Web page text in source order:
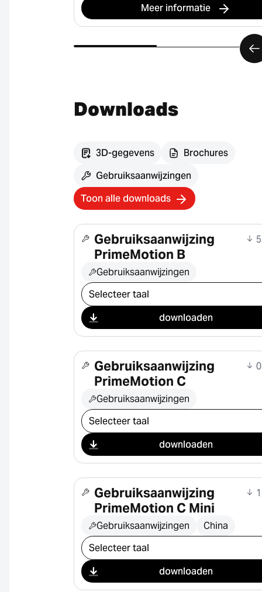
Meer informatie
Downloads
3D-gegevens
Brochures
Gebruiksaanwijzingen
Toon alle downloads
Gebruiksaanwijzing
PrimeMotion B
Gebruiksaanwijzingen
Selecteer download
downloaden
Gebruiksaanwijzing
PrimeMotion C
Gebruiksaanwijzingen
Selecteer download
downloaden
Gebruiksaanwijzing
PrimeMotion C Mini
Gebruiksaanwijzingen China
Selecteer download
downloaden